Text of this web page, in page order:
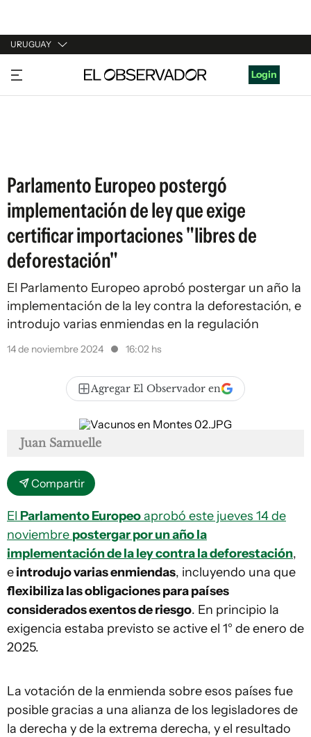
URUGUAY
URUGUAY
ARGENTINA
Login
Parlamento Europeo postergó
implementación de ley que exige
certificar importaciones "libres de
deforestación"
El Parlamento Europeo aprobó postergar un año la
implementación de la ley contra la deforestación, e
introdujo varias enmiendas en la regulación
14 de noviembre 2024 16:02 hs
Agregar El Observador en
Juan Samuelle
Compartir
El Parlamento Europeoaprobó este jueves 14 de
noviembre postergar por un año la
implementación de la ley contra la deforestación,
eintrodujo varias enmiendas, incluyendo una que
flexibiliza las obligaciones para países
considerados exentos de riesgo. En principio la
exigencia estaba previsto se active el 1° de enero de
2025.
La votación de la enmienda sobre esos países fue
posible gracias a una alianza de los legisladores de
la derecha y de la extrema derecha, y el resultado